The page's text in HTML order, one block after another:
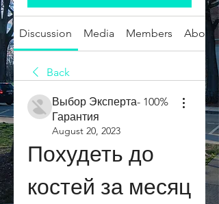
Discussion Media Members About
Back
Выбор Эксперта- 100%
Гарантия
August 20, 2023
Похудеть до
костей за месяц